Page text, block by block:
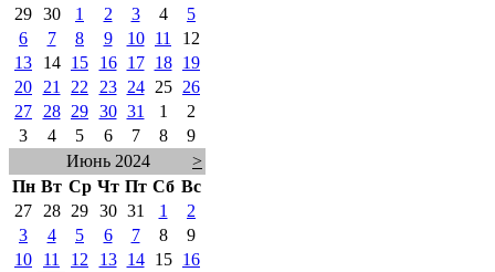
29 30 1 2 3 4
5
6
7 8 9 10 11
12
13
14 15 16 17 18
19
20
21 22 23 24 25
26
27
28 29 30 31 1
2
3
4 5 6 7 8
9
Июнь 2024
>
Пн Вт Ср Чт Пт Сб Вс
27
28 29 30 31 1
2
3
4 5 6 7 8
9
10
11 12 13 14 15
16